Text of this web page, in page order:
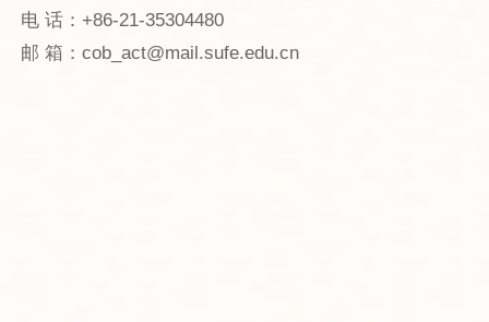
电 话：+86-21-35304480
邮 箱：cob_act@mail.sufe.edu.cn